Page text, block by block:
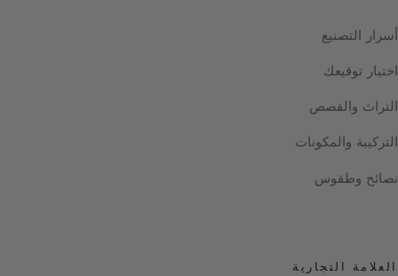
أسرار التصنيع
اختيار توقيعك
التراث والقصص
التركيبة والمكونات
نصائح وطقوس
العلامة التجارية